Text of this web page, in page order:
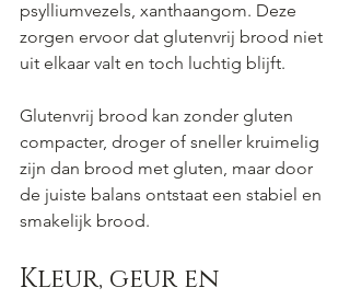
psylliumvezels, xanthaangom. Deze
zorgen ervoor dat glutenvrij brood niet
uit elkaar valt en toch luchtig blijft.
Glutenvrij brood kan zonder gluten
compacter, droger of sneller kruimelig
zijn dan brood met gluten, maar door
de juiste balans ontstaat een stabiel en
smakelijk brood.
Kleur, geur en